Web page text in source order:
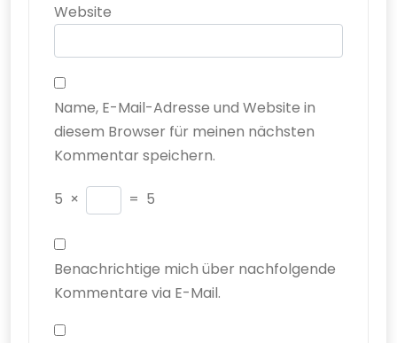
Website
Name, E-Mail-Adresse und Website in
diesem Browser für meinen nächsten
Kommentar speichern.
5 × = 5
Benachrichtige mich über nachfolgende
Kommentare via E-Mail.